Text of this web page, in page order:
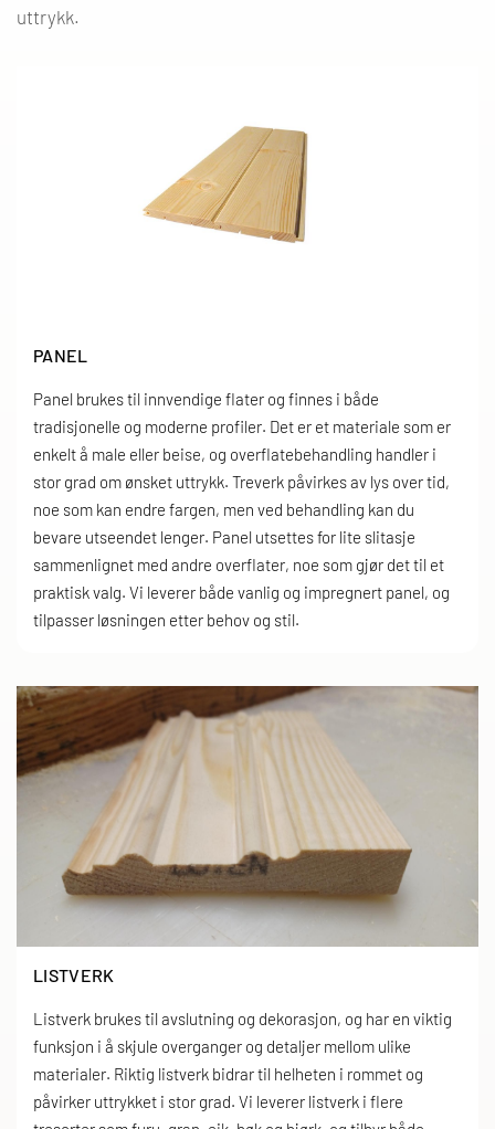
uttrykk.
PANEL
Panel brukes til innvendige flater og finnes i både
tradisjonelle og moderne profiler. Det er et materiale som er
enkelt å male eller beise, og overflatebehandling handler i
stor grad om ønsket uttrykk. Treverk påvirkes av lys over tid,
noe som kan endre fargen, men ved behandling kan du
bevare utseendet lenger. Panel utsettes for lite slitasje
sammenlignet med andre overflater, noe som gjør det til et
praktisk valg. Vi leverer både vanlig og impregnert panel, og
tilpasser løsningen etter behov og stil.
LISTVERK
Listverk brukes til avslutning og dekorasjon, og har en viktig
funksjon i å skjule overganger og detaljer mellom ulike
materialer. Riktig listverk bidrar til helheten i rommet og
påvirker uttrykket i stor grad. Vi leverer listverk i flere